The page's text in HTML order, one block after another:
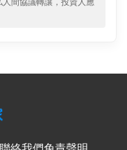
間協議轉讓，投資人應